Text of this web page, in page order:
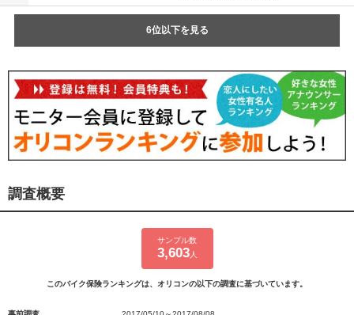
6位以下を見る
調査概要
サンプル数
3,603人
このバイク保険ランキングは、オリコンの以下の調査に基づいています。